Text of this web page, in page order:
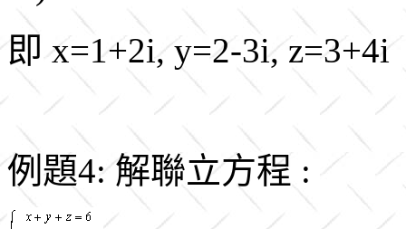
即 x=1+2i, y=2-3i, z=3+4i
例題4: 解聯立方程 :